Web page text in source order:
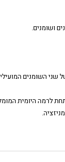
ושומנים.
של שני השומנים